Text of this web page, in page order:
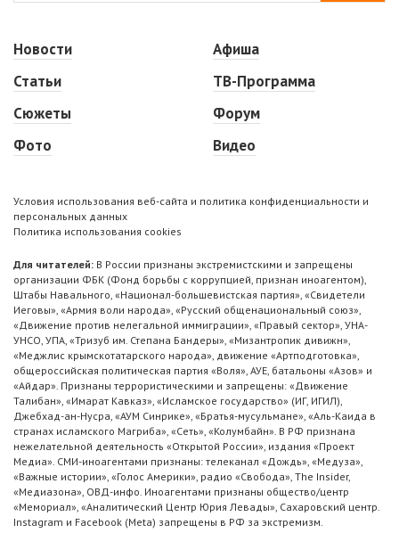
Новости
Статьи
Сюжеты
Фото
Афиша
ТВ-Программа
Форум
Видео
Условия использования веб-сайта и политика конфиденциальности и
персональных данных
Политика использования cookies
Для читателей: В России признаны экстремистскими и запрещены
организации ФБК (Фонд борьбы с коррупцией, признан иноагентом),
Штабы Навального, «Национал-большевистская партия», «Свидетели
Иеговы», «Армия воли народа», «Русский общенациональный союз»,
«Движение против нелегальной иммиграции», «Правый сектор», УНА-
УНСО, УПА, «Тризуб им. Степана Бандеры», «Мизантропик дивижн»,
«Меджлис крымскотатарского народа», движение «Артподготовка»,
общероссийская политическая партия «Воля», АУЕ, батальоны «Азов» и
«Айдар». Признаны террористическими и запрещены: «Движение
Талибан», «Имарат Кавказ», «Исламское государство» (ИГ, ИГИЛ),
Джебхад-ан-Нусра, «АУМ Синрике», «Братья-мусульмане», «Аль-Каида в
странах исламского Магриба», «Сеть», «Колумбайн». В РФ признана
нежелательной деятельность «Открытой России», издания «Проект
Медиа». СМИ-иноагентами признаны: телеканал «Дождь», «Медуза»,
«Важные истории», «Голос Америки», радио «Свобода», The Insider,
«Медиазона», ОВД-инфо. Иноагентами признаны общество/центр
«Мемориал», «Аналитический Центр Юрия Левады», Сахаровский центр.
Instagram и Facebook (Metа) запрещены в РФ за экстремизм.